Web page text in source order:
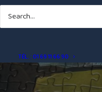
TÉL. : 01 69 11 66 90